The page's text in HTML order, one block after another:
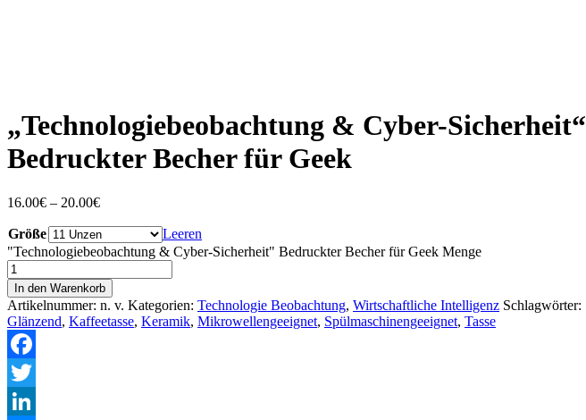
„Technologiebeobachtung & Cyber-Sicherheit“
Bedruckter Becher für Geek
16.00€ – 20.00€
Größe
Leeren
"Technologiebeobachtung & Cyber-Sicherheit" Bedruckter Becher für Geek Menge
In den Warenkorb
Artikelnummer: n. v. Kategorien: Technologie Beobachtung, Wirtschaftliche Intelligenz Schlagwörter:
Glänzend, Kaffeetasse, Keramik, Mikrowellengeeignet, Spülmaschinengeeignet, Tasse
Facebook
Twitter